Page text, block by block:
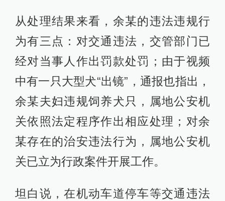
从处理结果来看，余某的违法违规行
为有三点：对交通违法，交管部门已
经对当事人作出罚款处罚；由于视频
中有一只大型犬“出镜”，通报也指出，
余某夫妇违规饲养犬只，属地公安机
关依照法定程序作出相应处理；对余
某存在的治安违法行为，属地公安机
关已立为行政案件开展工作。
坦白说，在机动车道停车等交通违法